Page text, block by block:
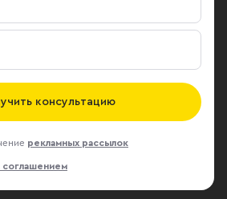
консультацию
рекламных рассылок
соглашением